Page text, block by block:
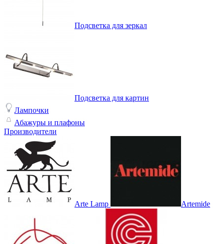
Подсветка для зеркал
Подсветка для картин
Лампочки
Абажуры и плафоны
Производители
Arte Lamp Artemide